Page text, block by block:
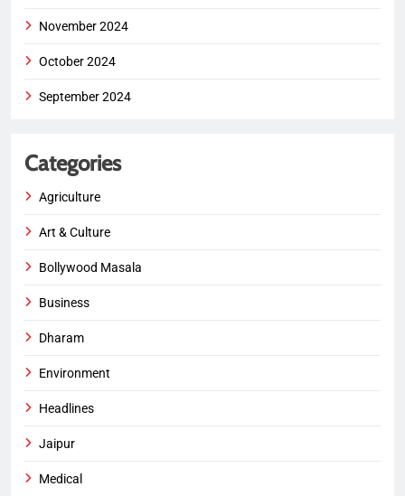
November 2024
October 2024
September 2024
Categories
Agriculture
Art & Culture
Bollywood Masala
Business
Dharam
Environment
Headlines
Jaipur
Medical